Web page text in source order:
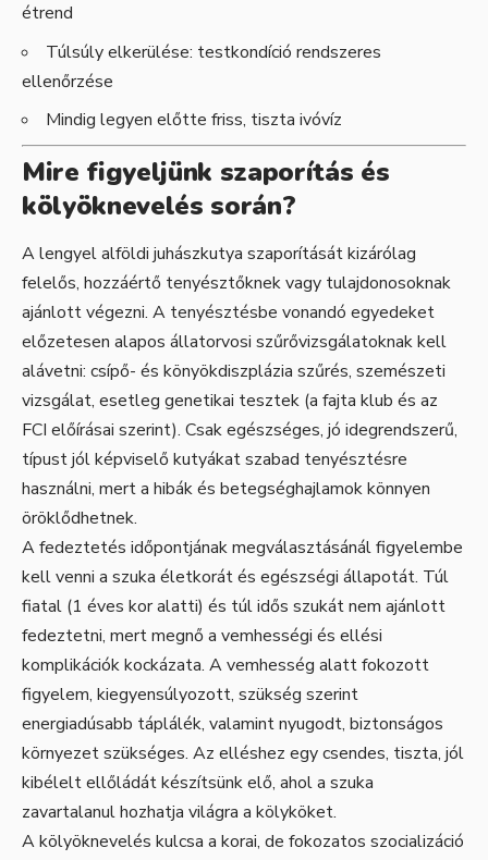
étrend
Túlsúly elkerülése: testkondíció rendszeres
ellenőrzése
Mindig legyen előtte friss, tiszta ivóvíz
Mire figyeljünk szaporítás és
kölyöknevelés során?
A lengyel alföldi juhászkutya szaporítását kizárólag
felelős, hozzáértő tenyésztőknek vagy tulajdonosoknak
ajánlott végezni. A tenyésztésbe vonandó egyedeket
előzetesen alapos állatorvosi szűrővizsgálatoknak kell
alávetni: csípő- és könyökdiszplázia szűrés, szemészeti
vizsgálat, esetleg genetikai tesztek (a fajta klub és az
FCI előírásai szerint). Csak egészséges, jó idegrendszerű,
típust jól képviselő kutyákat szabad tenyésztésre
használni, mert a hibák és betegséghajlamok könnyen
öröklődhetnek.
A fedeztetés időpontjának megválasztásánál figyelembe
kell venni a szuka életkorát és egészségi állapotát. Túl
fiatal (1 éves kor alatti) és túl idős szukát nem ajánlott
fedeztetni, mert megnő a vemhességi és ellési
komplikációk kockázata. A vemhesség alatt fokozott
figyelem, kiegyensúlyozott, szükség szerint
energiadúsabb táplálék, valamint nyugodt, biztonságos
környezet szükséges. Az elléshez egy csendes, tiszta, jól
kibélelt ellőládát készítsünk elő, ahol a szuka
zavartalanul hozhatja világra a kölyköket.
A kölyöknevelés kulcsa a korai, de fokozatos szocializáció